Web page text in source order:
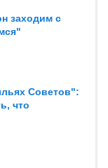
заходим с
Советов":
что